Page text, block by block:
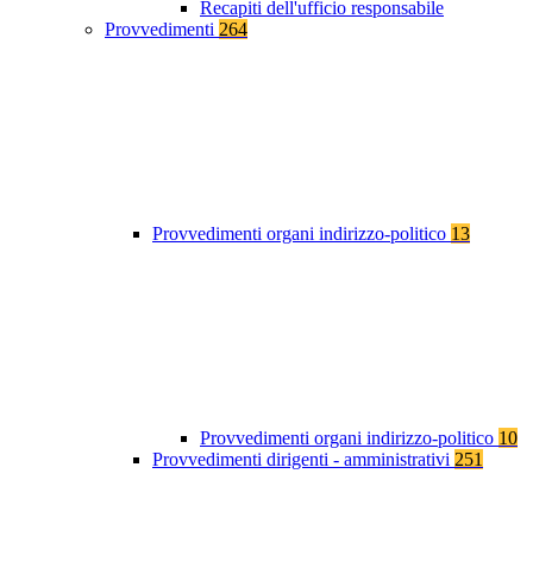
Recapiti dell'ufficio responsabile
Provvedimenti 264
Provvedimenti organi indirizzo-politico 13
Provvedimenti organi indirizzo-politico 10
Provvedimenti dirigenti - amministrativi 251